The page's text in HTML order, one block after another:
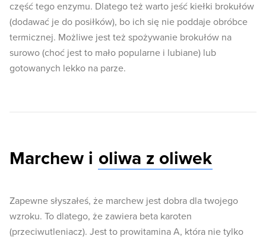
część tego enzymu. Dlatego też warto jeść kiełki brokułów
(dodawać je do posiłków), bo ich się nie poddaje obróbce
termicznej. Możliwe jest też spożywanie brokułów na
surowo (choć jest to mało popularne i lubiane) lub
gotowanych lekko na parze.
Marchew i oliwa z oliwek
Zapewne słyszałeś, że marchew jest dobra dla twojego
wzroku. To dlatego, że zawiera beta karoten
(przeciwutleniacz). Jest to prowitamina A, która nie tylko